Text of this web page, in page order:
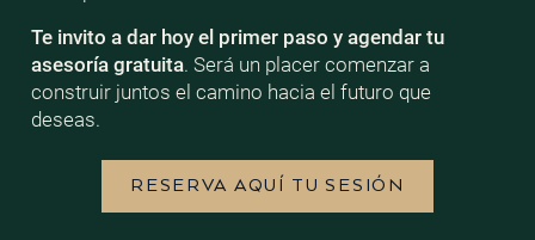
Te invito a dar hoy el primer paso y agendar tu
asesoría gratuita. Será un placer comenzar a
construir juntos el camino hacia el futuro que
deseas.
RESERVA AQUÍ TU SESIÓN